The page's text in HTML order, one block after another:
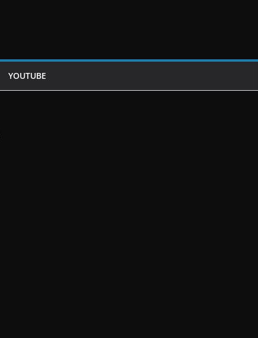
YOUTUBE